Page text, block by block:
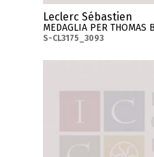
Leclerc Sébastien
MEDAGLIA PER THOMAS
S-CL3175_3093